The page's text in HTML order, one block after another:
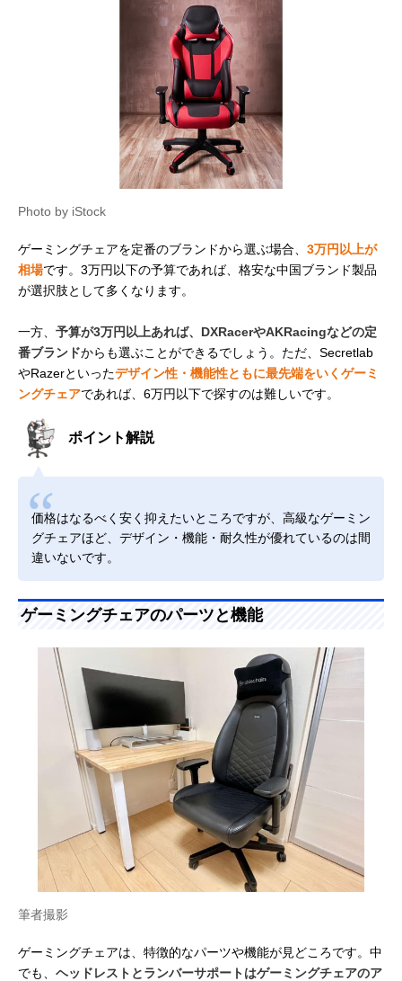
Photo by iStock
ゲーミングチェアを定番のブランドから選ぶ場合、 3万円以上が
相場です。3万円以下の予算であれば、格安な中国ブランド製品
が選択肢として多くなります。
一方、 予算が3万円以上あれば、DXRacerやAKRacingなどの定
番ブランドからも選ぶことができるでしょう。ただ、Secretlab
やRazerといったデザイン性・機能性ともに最先端をいくゲーミ
ングチェアであれば、6万円以下で探すのは難しいです。
ポイント解説
価格はなるべく安く抑えたいところですが、高級なゲーミン
グチェアほど、デザイン・機能・耐久性が優れているのは間
違いないです。
ゲーミングチェアのパーツと機能
筆者撮影
ゲーミングチェアは、特徴的なパーツや機能が見どころです。中
でも、 ヘッドレストとランバーサポートはゲーミングチェアのア